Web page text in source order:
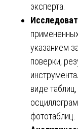
эксперта.
указанием
поверки,
виде
фототаблиц.